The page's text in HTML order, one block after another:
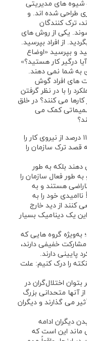
شیوه ‌های مدیریتی
طراحی شده‌ اند. و
ترک ‌کنندگان
یکی از روش ‌های
از افراد بپرسید.
و بپرسید «اوضاع
درگیر کار هستید؟»
به شما نمی ‌دهند.
های افراد گوش
را با در نظر گرفتن
کارها می ‌کنند؟ در خلق
کمک می
نوع اختلال ‌گر، که تخمین زده می شود حدود ۱۱ درصد از نیروی کار را
قصد ترک سازمان را
دهند بلکه به طور
طور فعال سازمان را
هستند و به
ناامیدی خود را به
کنند از دید خارج
یک دینامیک بسیار
به‌ویژه گروه ‌هایی که
خفیفی دارند،
پایینی دارند.
نکته را درک کنیم: علت
بتوان اختلال‌گران در
از آنها متحدانی بزرگ
می ‌گذارند و دیگران
دیگران ادامه
‌ماند این است که